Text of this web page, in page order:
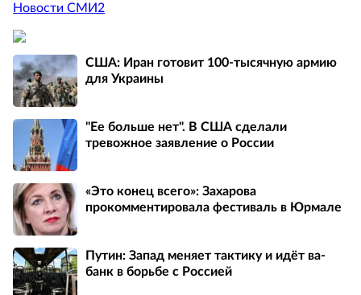
Новости СМИ2
США: Иран готовит 100-тысячную армию
для Украины
"Ее больше нет". В США сделали
тревожное заявление о России
«Это конец всего»: Захарова
прокомментировала фестиваль в Юрмале
Путин: Запад меняет тактику и идёт ва-
банк в борьбе с Россией